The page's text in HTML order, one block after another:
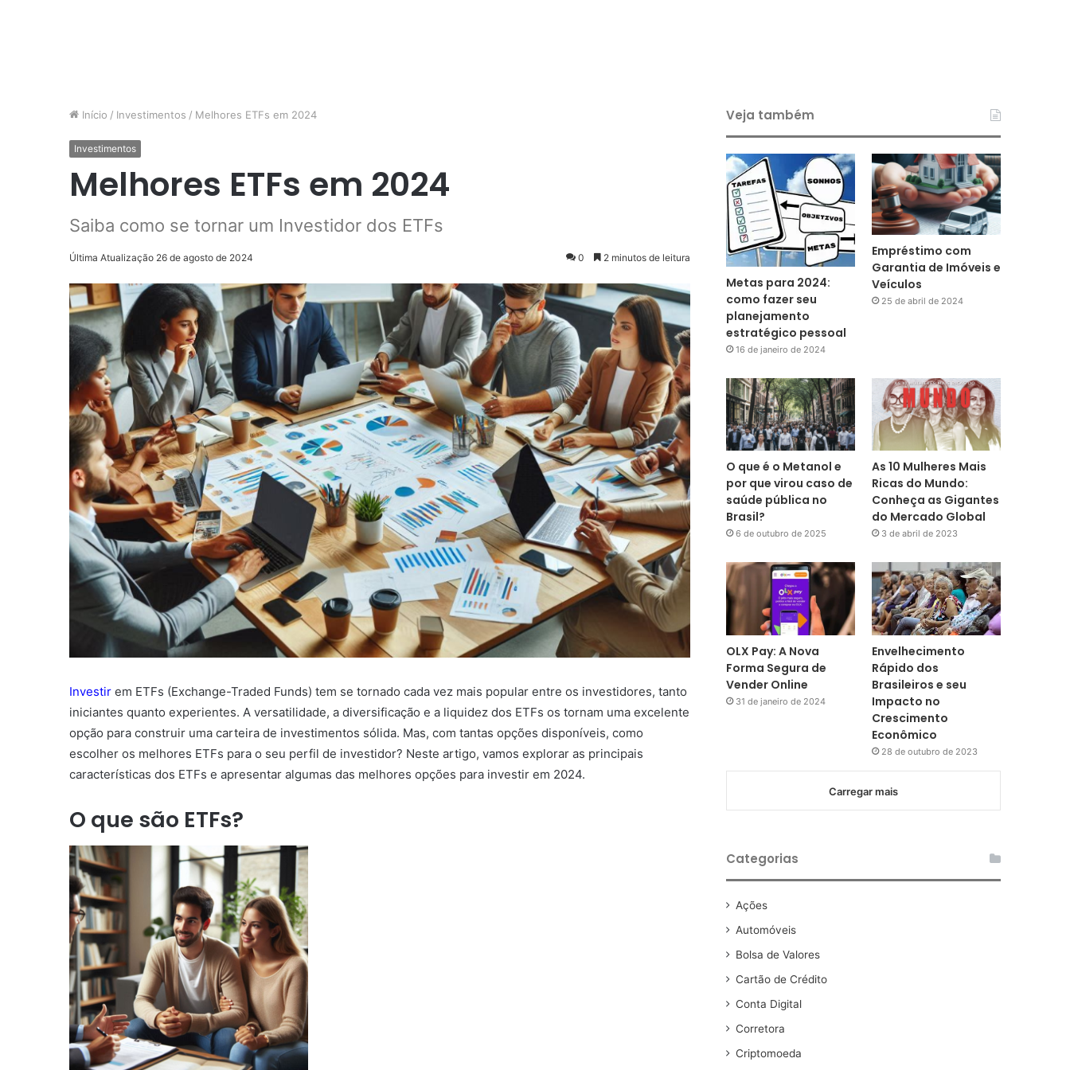
Início / Investimentos / Melhores ETFs em 2024
Investimentos
Melhores ETFs em 2024
Saiba como se tornar um Investidor dos ETFs
Última Atualização 26 de agosto de 2024 0 2 minutos de leitura
Investir em ETFs (Exchange-Traded Funds) tem se tornado cada vez mais popular entre os investidores, tanto
iniciantes quanto experientes. A versatilidade, a diversificação e a liquidez dos ETFs os tornam uma excelente
opção para construir uma carteira de investimentos sólida. Mas, com tantas opções disponíveis, como
escolher os melhores ETFs para o seu perfil de investidor? Neste artigo, vamos explorar as principais
características dos ETFs e apresentar algumas das melhores opções para investir em 2024.
O que são ETFs?
Veja também
Metas para 2024:
como fazer seu
planejamento
estratégico pessoal
16 de janeiro de 2024
Empréstimo com
Garantia de Imóveis e
Veículos
25 de abril de 2024
O que é o Metanol e
por que virou caso de
saúde pública no
Brasil?
6 de outubro de 2025
As 10 Mulheres Mais
Ricas do Mundo:
Conheça as Gigantes
do Mercado Global
3 de abril de 2023
OLX Pay: A Nova
Forma Segura de
Vender Online
31 de janeiro de 2024
Envelhecimento
Rápido dos
Brasileiros e seu
Impacto no
Crescimento
Econômico
28 de outubro de 2023
Carregar mais
Categorias
Ações
Automóveis
Bolsa de Valores
Cartão de Crédito
Conta Digital
Corretora
Criptomoeda